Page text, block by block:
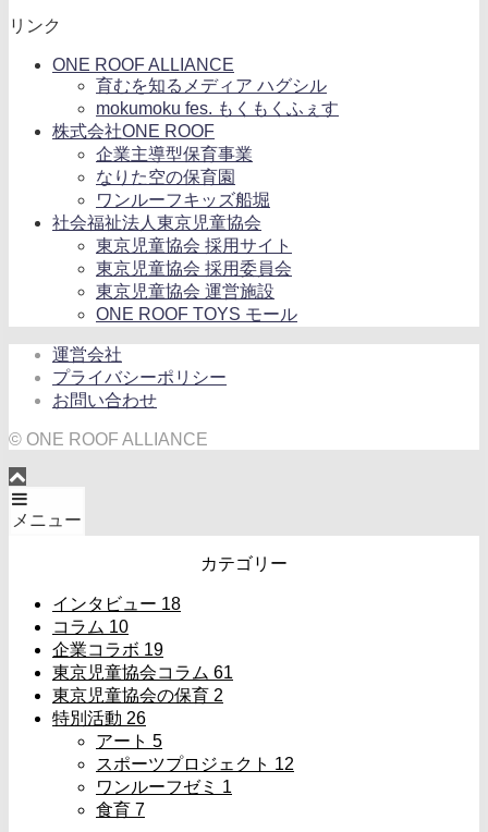
リンク
ONE ROOF ALLIANCE
育むを知るメディア ハグシル
mokumoku fes. もくもくふぇす
株式会社ONE ROOF
企業主導型保育事業
なりた空の保育園
ワンルーフキッズ船堀
社会福祉法人東京児童協会
東京児童協会 採用サイト
東京児童協会 採用委員会
東京児童協会 運営施設
ONE ROOF TOYS モール
運営会社
プライバシーポリシー
お問い合わせ
© ONE ROOF ALLIANCE
メニュー
カテゴリー
インタビュー 18
コラム 10
企業コラボ 19
東京児童協会コラム 61
東京児童協会の保育 2
特別活動 26
アート 5
スポーツプロジェクト 12
ワンルーフゼミ 1
食育 7